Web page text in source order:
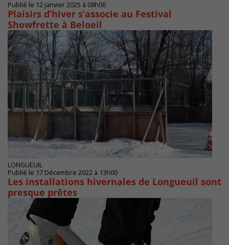
Publié le 12 janvier 2025 à 08h00
Plaisirs d’hiver s’associe au Festival
Showfrette à Beloeil
LONGUEUIL
Publié le 17 Décembre 2022 à 13h00
Les installations hivernales de Longueuil sont
presque prêtes